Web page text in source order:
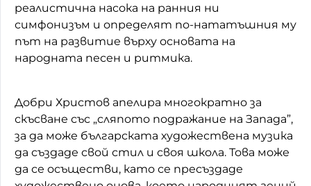
реалистична насока на ранния ни
симфонизъм и определят по-нататъшния му
път на развитие върху основата на
народната песен и ритмика.
Добри Христов апелира многократно за
скъсване със „сляпото подражание на Запада”,
за да може българската художествена музика
да създаде свой стил и своя школа. Това може
да се осъществи, като се пресъздаде